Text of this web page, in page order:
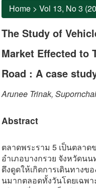
Home > Vol 13, No 3
The Study of
Market Effected to
Road : A case
Arunee Trinak,
Abstract
ตลาดพระราม 5 เป็นตลา
อําเภอบางกรวย จังหวัดน
ดึงดูดให้เกิดการเดินทาง
นมากตลอดทั้งวันโดยเฉพ